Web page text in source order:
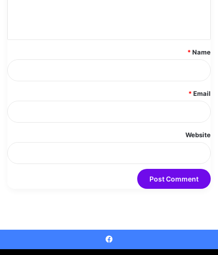
Name
*
Email
*
Website
Facebook